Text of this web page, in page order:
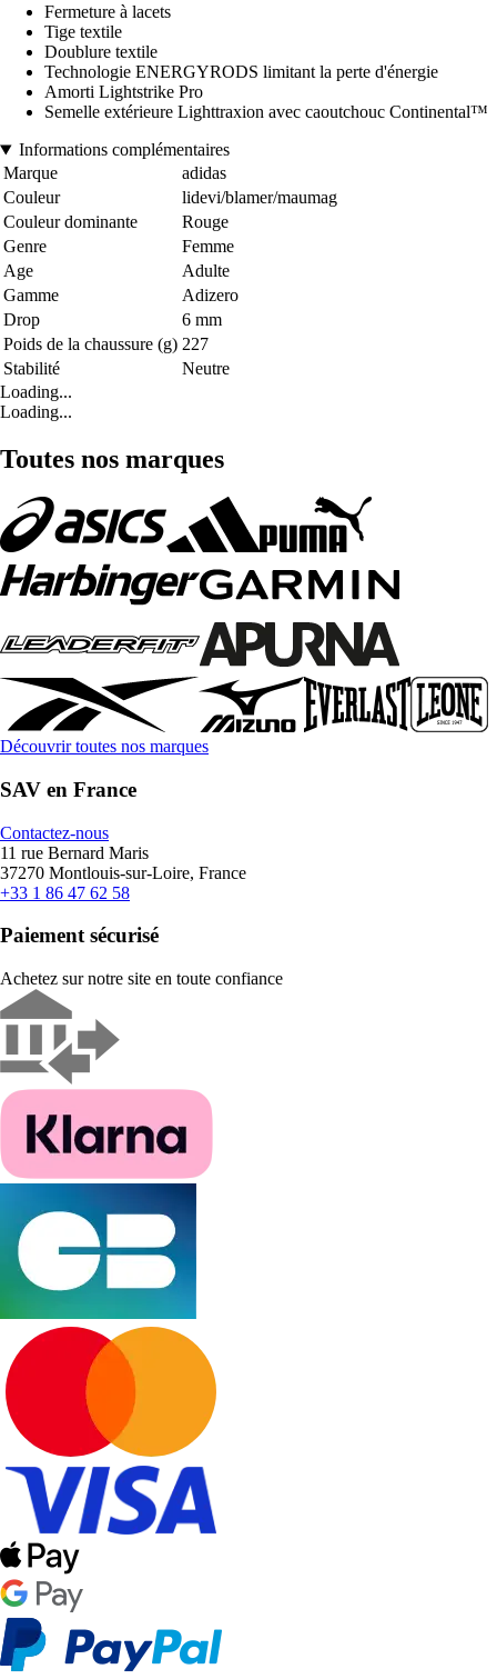
Fermeture à lacets
Tige textile
Doublure textile
Technologie ENERGYRODS limitant la perte d'énergie
Amorti Lightstrike Pro
Semelle extérieure Lighttraxion avec caoutchouc Continental™
Informations complémentaires
Marque
adidas
Couleur
lidevi/blamer/maumag
Couleur dominante
Rouge
Genre
Femme
Age
Adulte
Gamme
Adizero
Drop
6 mm
Poids de la chaussure (g) 227
Stabilité
Neutre
Loading...
Loading...
Toutes nos marques
Découvrir toutes nos marques
SAV en France
Contactez-nous
11 rue Bernard Maris
37270 Montlouis-sur-Loire, France
+33 1 86 47 62 58
Paiement sécurisé
Achetez sur notre site en toute confiance